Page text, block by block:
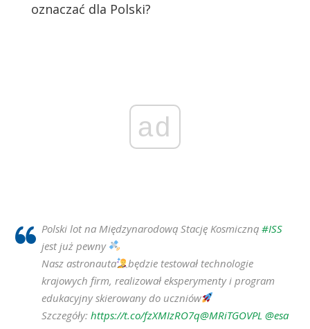
oznaczać dla Polski?
ad
Polski lot na Międzynarodową Stację Kosmiczną #ISS
jest już pewny
Nasz astronauta
będzie testował technologie
krajowych firm, realizował eksperymenty i program
edukacyjny skierowany do uczniów
Szczegóły: https://t.co/fzXMIzRO7q@MRiTGOVPL @esa